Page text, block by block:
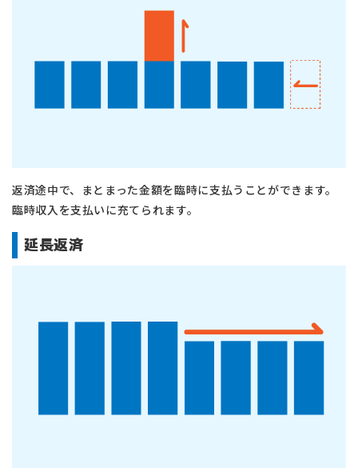
返済途中で、まとまった金額を臨時に支払うことができます。
臨時収入を支払いに充てられます。
延長返済